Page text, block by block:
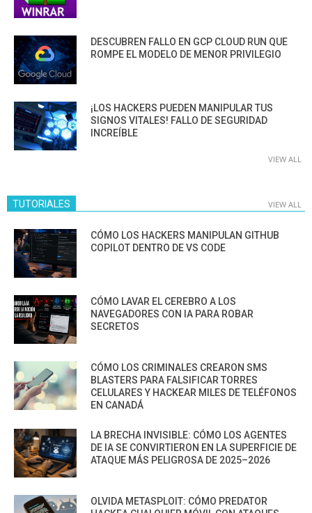
DESCUBREN FALLO EN GCP CLOUD RUN QUE
ROMPE EL MODELO DE MENOR PRIVILEGIO
¡LOS HACKERS PUEDEN MANIPULAR TUS
SIGNOS VITALES! FALLO DE SEGURIDAD
INCREÍBLE
VIEW ALL
TUTORIALES VIEW ALL
CÓMO LOS HACKERS MANIPULAN GITHUB
COPILOT DENTRO DE VS CODE
CÓMO LAVAR EL CEREBRO A LOS
NAVEGADORES CON IA PARA ROBAR
SECRETOS
CÓMO LOS CRIMINALES CREARON SMS
BLASTERS PARA FALSIFICAR TORRES
CELULARES Y HACKEAR MILES DE TELÉFONOS
EN CANADÁ
LA BRECHA INVISIBLE: CÓMO LOS AGENTES
DE IA SE CONVIRTIERON EN LA SUPERFICIE DE
ATAQUE MÁS PELIGROSA DE 2025–2026
OLVIDA METASPLOIT: CÓMO PREDATOR